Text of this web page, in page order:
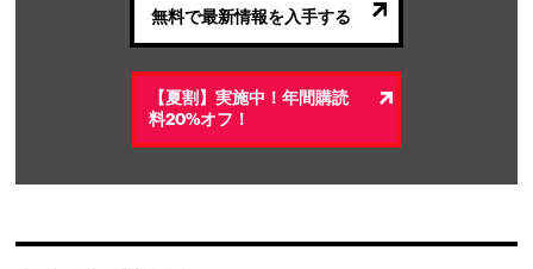
無料で最新情報を入手する
【夏割】実施中！年間購読
料20%オフ！